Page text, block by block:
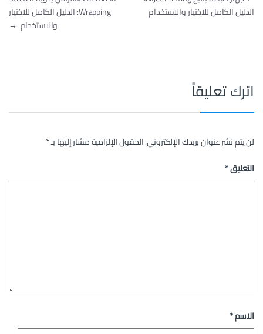
الدليل الكامل للاختيار والاستخدام
Wrapping: الدليل الكامل للاختيار
والاستخدام →
اترك تعليقاً
لن يتم نشر عنوان بريدك الإلكتروني.الحقول الإلزامية مشار إليها بـ*
التعليق*
الاسم*